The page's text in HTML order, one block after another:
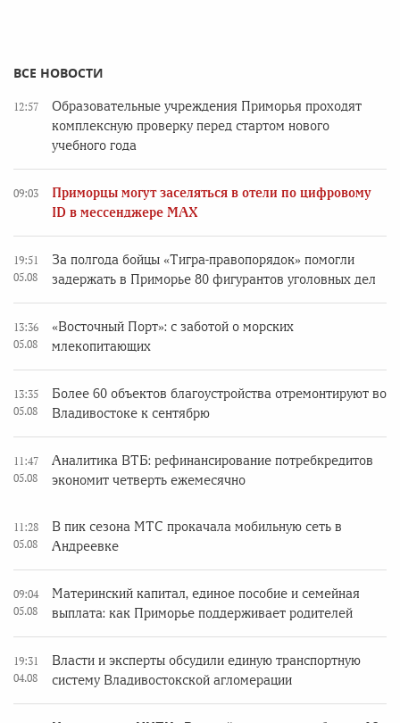
ВСЕ НОВОСТИ
12:57
Образовательные учреждения Приморья проходят
комплексную проверку перед стартом нового
учебного года
09:03
Приморцы могут заселяться в отели по цифровому
ID в мессенджере MAX
19:51
05.08
За полгода бойцы «Тигра-правопорядок» помогли
задержать в Приморье 80 фигурантов уголовных дел
13:36
05.08
«Восточный Порт»: с заботой о морских
млекопитающих
13:35
05.08
Более 60 объектов благоустройства отремонтируют во
Владивостоке к сентябрю
11:47
05.08
Аналитика ВТБ: рефинансирование потребкредитов
экономит четверть ежемесячно
11:28
05.08
В пик сезона МТС прокачала мобильную сеть в
Андреевке
09:04
05.08
Материнский капитал, единое пособие и семейная
выплата: как Приморье поддерживает родителей
19:31
04.08
Власти и эксперты обсудили единую транспортную
систему Владивостокской агломерации